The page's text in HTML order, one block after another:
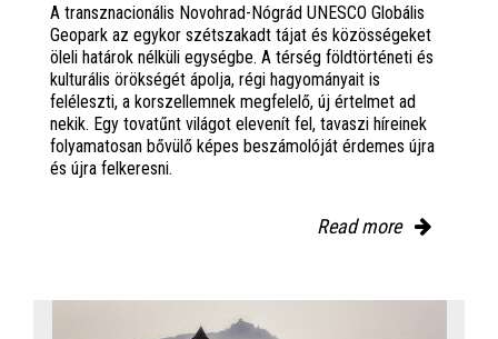
A transznacionális Novohrad-Nógrád UNESCO Globális
Geopark az egykor szétszakadt tájat és közösségeket
öleli határok nélküli egységbe. A térség földtörténeti és
kulturális örökségét ápolja, régi hagyományait is
feléleszti, a korszellemnek megfelelő, új értelmet ad
nekik. Egy tovatűnt világot elevenít fel, tavaszi híreinek
folyamatosan bővülő képes beszámolóját érdemes újra
és újra felkeresni.
Read more